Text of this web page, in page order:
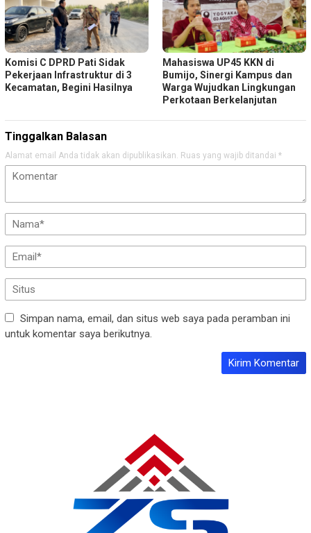
Komisi C DPRD Pati Sidak
Pekerjaan Infrastruktur di 3
Kecamatan, Begini Hasilnya
Mahasiswa UP45 KKN di
Bumijo, Sinergi Kampus dan
Warga Wujudkan Lingkungan
Perkotaan Berkelanjutan
Tinggalkan Balasan
Alamat email Anda tidak akan dipublikasikan. Ruas yang wajib ditandai *
Simpan nama, email, dan situs web saya pada peramban ini
untuk komentar saya berikutnya.